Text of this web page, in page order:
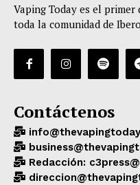
Vaping Today es el
toda la comunidad de
Contáctenos
Redacción: